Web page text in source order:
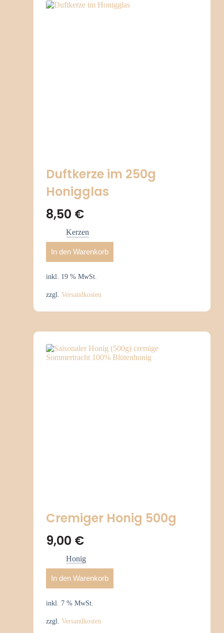
Duftkerze im 250g
Honigglas
8,50 €
Kerzen
In den Warenkorb
inkl. 19 % MwSt.
zzgl. Versandkosten
Cremiger Honig 500g
9,00 €
Honig
In den Warenkorb
inkl. 7 % MwSt.
zzgl. Versandkosten